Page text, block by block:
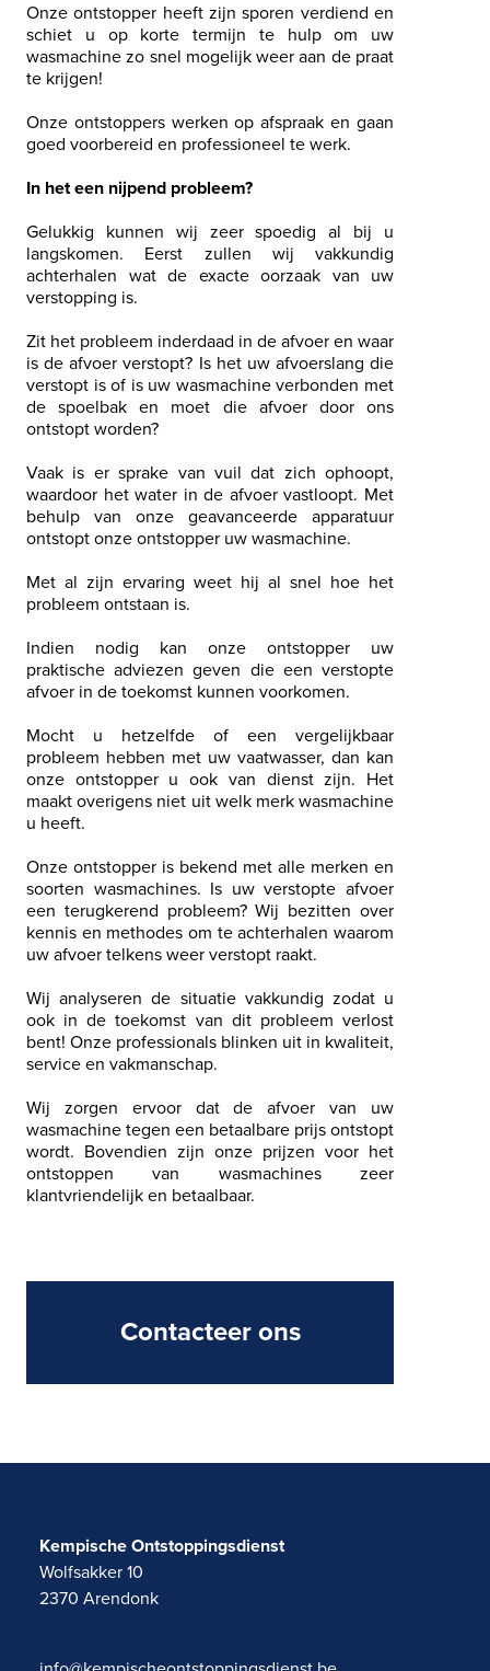
Onze ontstopper heeft zijn sporen verdiend en
schiet u op korte termijn te hulp om uw
wasmachine zo snel mogelijk weer aan de praat
te krijgen!
Onze ontstoppers werken op afspraak en gaan
goed voorbereid en professioneel te werk.
In het een nijpend probleem?
Gelukkig kunnen wij zeer spoedig al bij u
langskomen. Eerst zullen wij vakkundig
achterhalen wat de exacte oorzaak van uw
verstopping is.
Zit het probleem inderdaad in de afvoer en waar
is de afvoer verstopt? Is het uw afvoerslang die
verstopt is of is uw wasmachine verbonden met
de spoelbak en moet die afvoer door ons
ontstopt worden?
Vaak is er sprake van vuil dat zich ophoopt,
waardoor het water in de afvoer vastloopt. Met
behulp van onze geavanceerde apparatuur
ontstopt onze ontstopper uw wasmachine.
Met al zijn ervaring weet hij al snel hoe het
probleem ontstaan is.
Indien nodig kan onze ontstopper uw
praktische adviezen geven die een verstopte
afvoer in de toekomst kunnen voorkomen.
Mocht u hetzelfde of een vergelijkbaar
probleem hebben met uw vaatwasser, dan kan
onze ontstopper u ook van dienst zijn. Het
maakt overigens niet uit welk merk wasmachine
u heeft.
Onze ontstopper is bekend met alle merken en
soorten wasmachines. Is uw verstopte afvoer
een terugkerend probleem? Wij bezitten over
kennis en methodes om te achterhalen waarom
uw afvoer telkens weer verstopt raakt.
Wij analyseren de situatie vakkundig zodat u
ook in de toekomst van dit probleem verlost
bent! Onze professionals blinken uit in kwaliteit,
service en vakmanschap.
Wij zorgen ervoor dat de afvoer van uw
wasmachine tegen een betaalbare prijs ontstopt
wordt. Bovendien zijn onze prijzen voor het
ontstoppen van wasmachines zeer
klantvriendelijk en betaalbaar.
Contacteer ons
Kempische Ontstoppingsdienst
Wolfsakker 10
2370 Arendonk